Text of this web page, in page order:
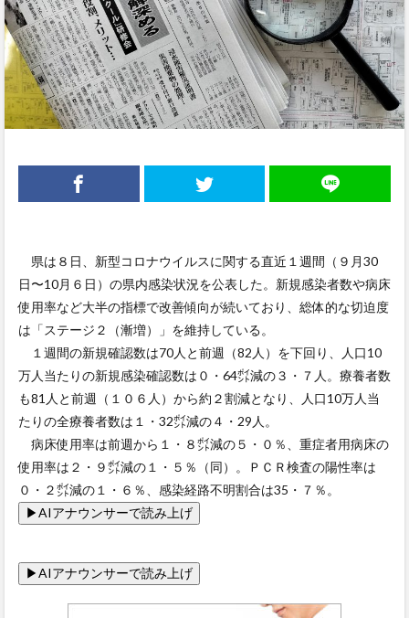
県は８日、新型コロナウイルスに関する直近１週間（９月30
日〜10月６日）の県内感染状況を公表した。新規感染者数や病床
使用率など大半の指標で改善傾向が続いており、総体的な切迫度
は「ステージ２（漸増）」を維持している。
１週間の新規確認数は70人と前週（82人）を下回り、人口10
万人当たりの新規感染確認数は０・64㌽減の３・７人。療養者数
も81人と前週（１０６人）から約２割減となり、人口10万人当
たりの全療養者数は１・32㌽減の４・29人。
病床使用率は前週から１・８㌽減の５・０％、重症者用病床の
使用率は２・９㌽減の１・５％（同）。ＰＣＲ検査の陽性率は
０・２㌽減の１・６％、感染経路不明割合は35・７％。